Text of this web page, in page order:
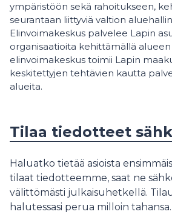
ympäristöön sekä rahoitukseen,
seurantaan liittyviä valtion
Elinvoimakeskus palvelee Lapin
organisaatioita kehittämällä
elinvoimakeskus toimii Lapin
keskitettyjen tehtävien kautta
alueita.
Tilaa tiedotteet
Haluatko tietää asioista
tilaat tiedotteemme, saat ne
välittömästi julkaisuhetkellä.
halutessasi perua milloin tahansa.